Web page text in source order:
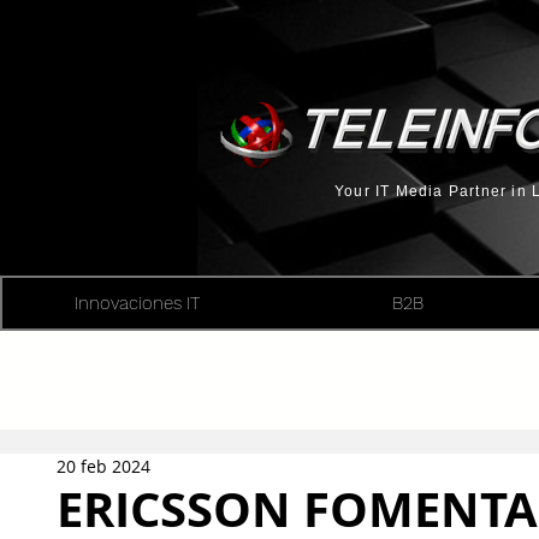
Your IT Media Partner in
Innovaciones IT B2B
ERICSSON
20 feb 2024